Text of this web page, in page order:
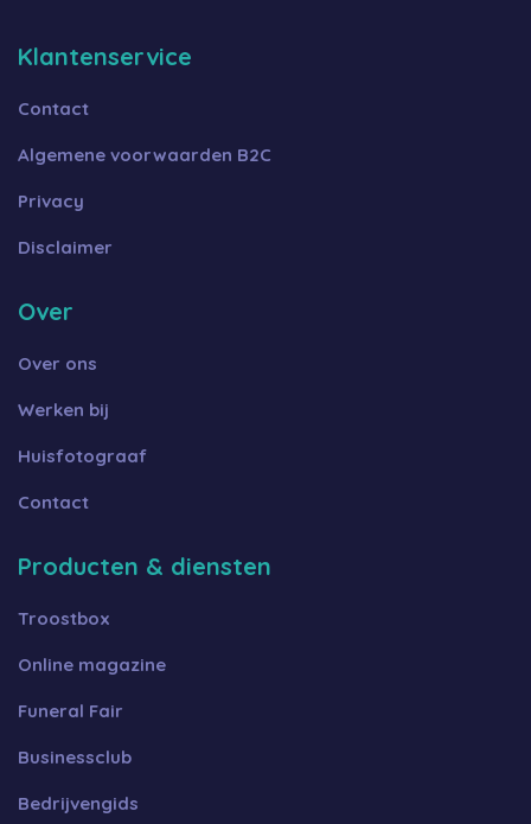
Klantenservice
Contact
Algemene voorwaarden B2C
Privacy
Disclaimer
Over
Over ons
Werken bij
Huisfotograaf
Contact
Producten & diensten
Troostbox
Online magazine
Funeral Fair
Businessclub
Bedrijvengids